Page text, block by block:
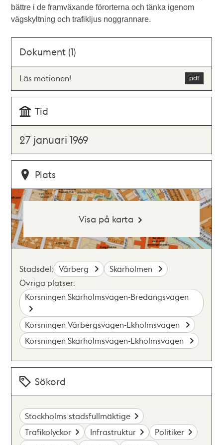
bättre i de framväxande förorterna och tänka igenom
vägskyltning och trafikljus noggrannare.
Dokument (1)
Läs motionen!
Tid
27 januari 1969
Plats
Visa på karta
Stadsdel: Vårberg
Skärholmen
Övriga platser:
Korsningen Skärholmsvägen-Bredängsvägen
Korsningen Vårbergsvägen-Ekholmsvägen
Korsningen Skärholmsvägen-Ekholmsvägen
Sökord
Stockholms stadsfullmäktige
Trafikolyckor
Infrastruktur
Politiker